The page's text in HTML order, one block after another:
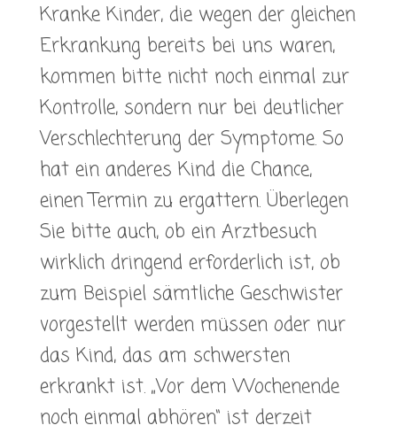
Kranke Kinder, die wegen der gleichen
Erkrankung bereits bei uns waren,
kommen bitte nicht noch einmal zur
Kontrolle, sondern nur bei deutlicher
Verschlechterung der Symptome. So
hat ein anderes Kind die Chance,
einen Termin zu ergattern. Überlegen
Sie bitte auch, ob ein Arztbesuch
wirklich dringend erforderlich ist, ob
zum Beispiel sämtliche Geschwister
vorgestellt werden müssen oder nur
das Kind, das am schwersten
erkrankt ist. „Vor dem Wochenende
noch einmal abhören“ ist derzeit